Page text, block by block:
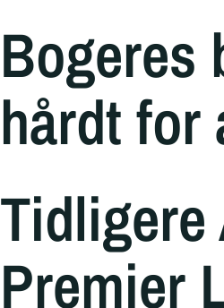
Bogeres
hårdt for
Premier